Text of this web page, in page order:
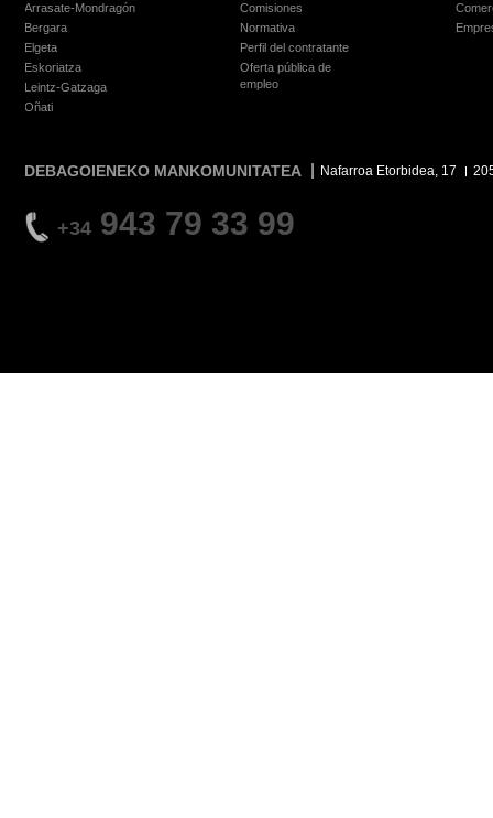
Arrasate-Mondragón
Bergara
Elgeta
Eskoriatza
Leintz-Gatzaga
Oñati
Comisiones
Normativa
Perfil del contratante
Oferta pública de
empleo
DEBAGOIENEKO MANKOMUNITATEA Nafarroa Etorbidea, 17
+34 943 79 33 99